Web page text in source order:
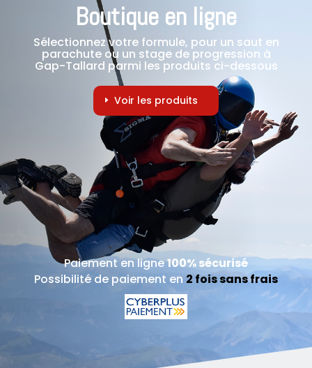
Boutique en ligne
Sélectionnez votre formule, pour un saut en
parachute ou un stage de progression à
Gap-Tallard parmi les produits ci-dessous
Voir les produits
Paiement en ligne100% sécurisé
Possibilité de paiement en 2 fois sans frais